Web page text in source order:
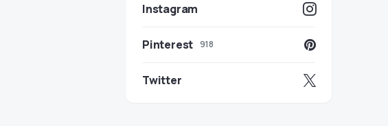
Instagram
Pinterest 918
Twitter